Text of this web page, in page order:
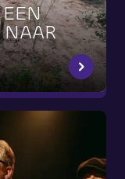
EEN
NAAR